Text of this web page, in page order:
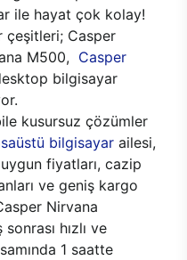
ile hayat çok kolay!
çeşitleri; Casper
M500, Casper
bilgisayar
kusursuz çözümler
bilgisayar ailesi,
fiyatları, cazip
ve geniş kargo
Nirvana
hızlı ve
1 saatte